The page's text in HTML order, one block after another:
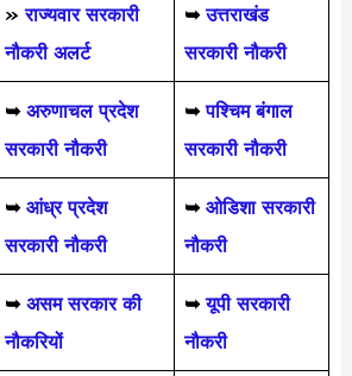
»राज्यवार सरकारी
नौकरी अलर्ट
➥ उत्तराखंड
सरकारी नौकरी
➥ अरुणाचल प्रदेश
सरकारी नौकरी
➥ पश्चिम बंगाल
सरकारी नौकरी
➥ आंध्र प्रदेश
सरकारी नौकरी
➥ ओडिशा सरकारी
नौकरी
➥ असम सरकार की
नौकरियों
➥ यूपी सरकारी
नौकरी